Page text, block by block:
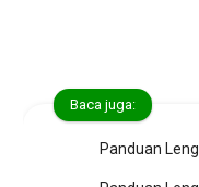
Baca juga: